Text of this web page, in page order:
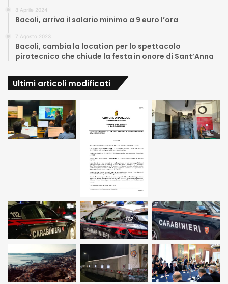
8 Aprile 2024
Bacoli, arriva il salario minimo a 9 euro l’ora
7 Agosto 2023
Bacoli, cambia la location per lo spettacolo
pirotecnico che chiude la festa in onore di Sant’Anna
Ultimi articoli modificati